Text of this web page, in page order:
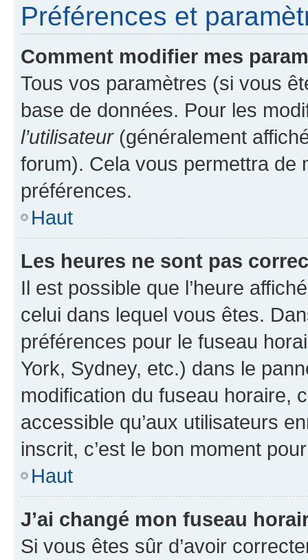
Préférences et
Comment modifier mes
Tous vos paramètres (si vous
base de données. Pour les
l’utilisateur(généralement
forum). Cela vous permettra de
préférences.
Haut
Les heures ne sont pas
Il est possible que l’heure
celui dans lequel vous êtes.
préférences pour le fuseau
York, Sydney, etc.) dans le
modification du fuseau horaire,
accessible qu’aux utilisateurs
inscrit, c’est le bon moment
Haut
J’ai changé mon fuseau
Si vous êtes sûr d’avoir